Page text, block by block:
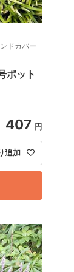
ドカバー
ポット
407 円
追加